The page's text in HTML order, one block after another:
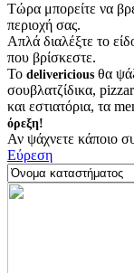
Τώρα μπορείτε να
περιοχή σας.
Απλά διαλέξτε το
που βρίσκεστε.
Το delivericious θα
σουβλατζίδικα,
και εστιατόρια, τα
όρεξη!
Αν ψάχνετε κάποιο
Εύρεση